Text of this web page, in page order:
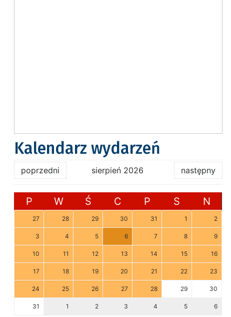
Kalendarz wydarzeń
poprzedni sierpień 2026 następny
P W Ś C P S N
27 28 29 30 31 1 2
3 4 5 6 7 8 9
10 11 12 13 14 15 16
17 18 19 20 21 22 23
24 25 26 27 28 29 30
31 1 2 3 4 5 6